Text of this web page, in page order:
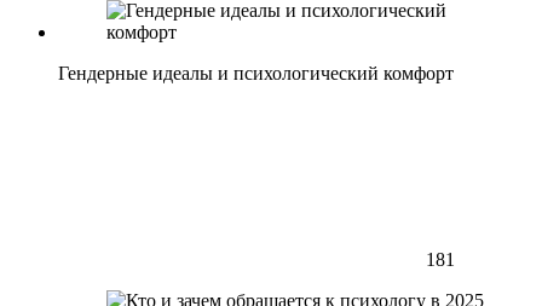
Гендерные идеалы и психологический комфорт
181